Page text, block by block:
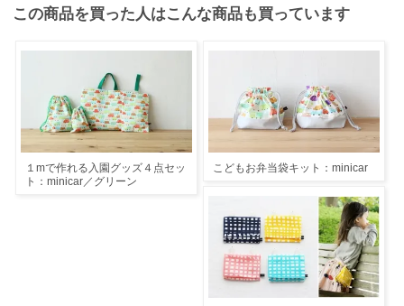
この商品を買った人はこんな商品も買っています
１mで作れる入園グッズ４点セッ
ト：minicar／グリーン
こどもお弁当袋キット：minicar